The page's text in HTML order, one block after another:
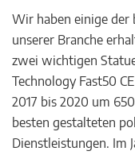
Wir haben einige der
unserer Branche
zwei wichtigen
Technology Fast50
2017 bis 2020 um
besten gestalteten
Dienstleistungen. Im